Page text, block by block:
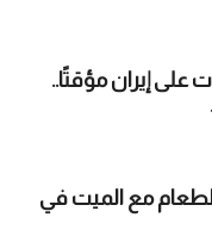
على إيران مؤقتًا..
مع الميت في